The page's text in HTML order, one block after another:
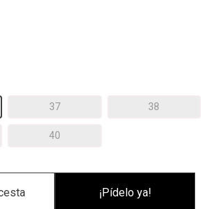
37 38
40
¡Pídelo ya!